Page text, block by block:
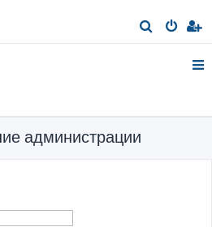
о
администрации